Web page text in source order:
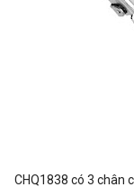
CHQ1838 có 3 chân